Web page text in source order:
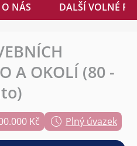
O NÁS DALŠÍ VOLNÉ
A OKOLÍ (80 -
Kč Plný úvazek